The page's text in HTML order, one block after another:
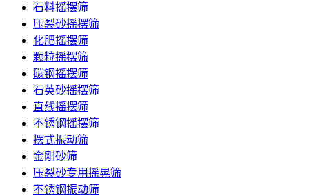
石料摇摆筛
压裂砂摇摆筛
化肥摇摆筛
颗粒摇摆筛
碳钢摇摆筛
石英砂摇摆筛
直线摇摆筛
不锈钢摇摆筛
摆式振动筛
金刚砂筛
压裂砂专用摇晃筛
不锈钢振动筛